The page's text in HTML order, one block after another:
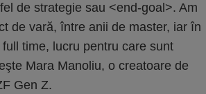
de strategie sau <end-goal>. Am
de vară, între anii de master, iar în
time, lucru pentru care sunt
Mara Manoliu, o creatoare de
Gen Z.